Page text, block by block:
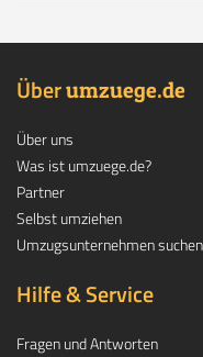
Überumzuege.de
Über uns
Was ist umzuege.de?
Partner
Selbst umziehen
Umzugsunternehmen suchen
Hilfe & Service
Fragen und Antworten